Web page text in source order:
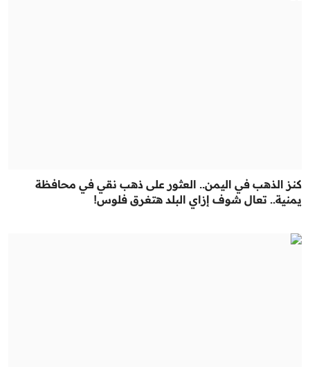
كنز الذهب في اليمن.. العثور على ذهب نقي في محافظة
يمنية.. تعال شوف إزاي البلد هتغرق فلوس!